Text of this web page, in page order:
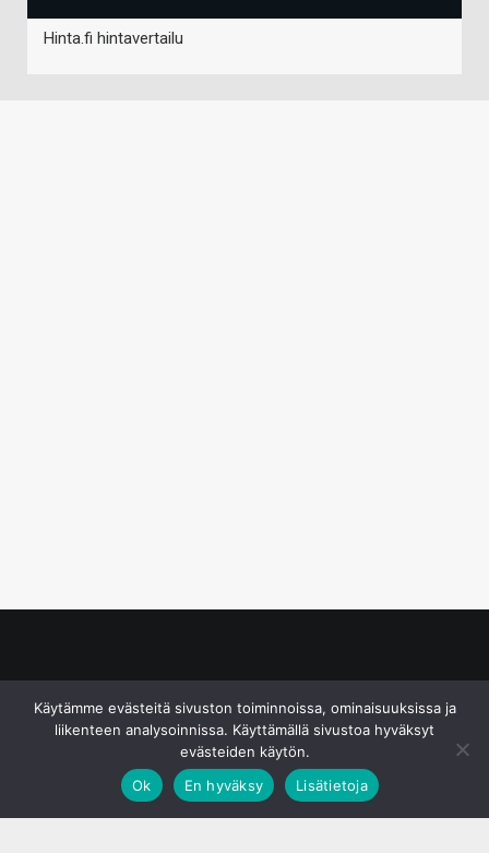
Hinta.fi hintavertailu
Käytämme evästeitä sivuston toiminnoissa, ominaisuuksissa ja
liikenteen analysoinnissa. Käyttämällä sivustoa hyväksyt
evästeiden käytön.
Ok
En hyväksy Lisätietoja